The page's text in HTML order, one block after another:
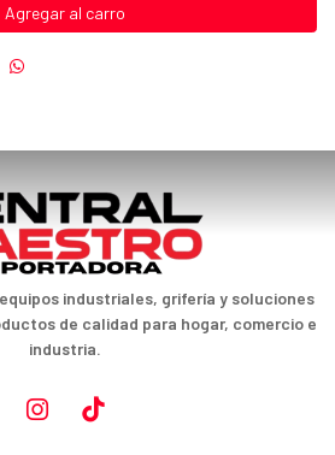
Agregar al carro
industriales, grifería y soluciones
de calidad para hogar, comercio e
industria.